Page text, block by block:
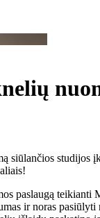
siūlančios studijos
paslaugą teikianti
ir noras